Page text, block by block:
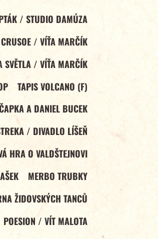
/ STUDIO DAMÚZA
/ VÍŤA MARČÍK
SVĚTLA / VÍŤA MARČÍK
TAPIS VOLCANO (F)
A DANIEL BUCEK
/ DIVADLO LÍŠEŇ
HRA O VALDŠTEJNOVI
MERBO TRUBKY
ŽIDOVSKÝCH TANCŮ
POESION / VÍT MALOTA